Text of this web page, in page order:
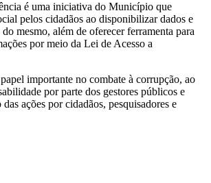
é uma iniciativa do Município que
pelos cidadãos ao disponibilizar dados e
mesmo, além de oferecer ferramenta para
por meio da Lei de Acesso a
importante no combate à corrupção, ao
por parte dos gestores públicos e
ações por cidadãos, pesquisadores e